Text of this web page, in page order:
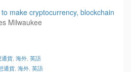
make cryptocurrency, blockchain
Milwaukee
通貨 海外 英語
通貨 海外 英語